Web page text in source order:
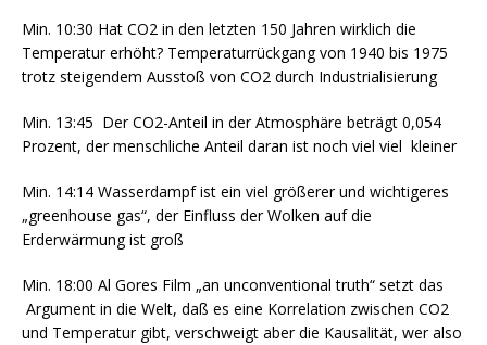
Min. 10:30 Hat CO2 in den letzten 150 Jahren wirklich die
Temperatur erhöht? Temperaturrückgang von 1940 bis 1975
trotz steigendem Ausstoß von CO2 durch Industrialisierung
Min. 13:45 Der CO2-Anteil in der Atmosphäre beträgt 0,054
Prozent, der menschliche Anteil daran ist noch viel viel kleiner
Min. 14:14 Wasserdampf ist ein viel größerer und wichtigeres
„greenhouse gas“, der Einfluss der Wolken auf die
Erderwärmung ist groß
Min. 18:00 Al Gores Film „an unconventional truth“ setzt das
Argument in die Welt, daß es eine Korrelation zwischen CO2
und Temperatur gibt, verschweigt aber die Kausalität, wer also